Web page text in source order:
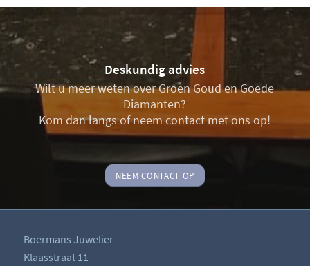
Deskundig advies
Wilt u meer weten over Groen Goud en Goede
Diamanten?
Kom dan langs of neem contact met ons op!
NEEM CONTACT OP
Boermans Juwelier
Klaasstraat 11